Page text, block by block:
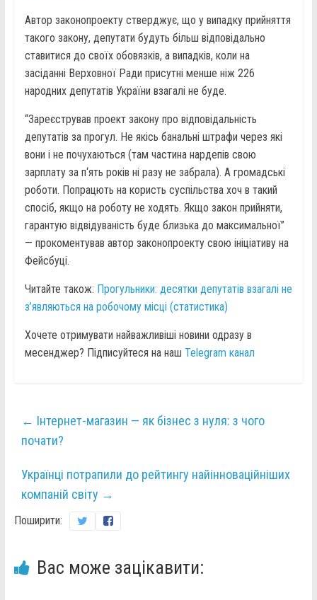
Автор законопроекту стверджує, що у випадку прийняття
такого закону, депутати будуть більш відповідально
ставитися до своїх обовязків, а випадків, коли на
засіданні Верховної Ради присутні менше ніж 226
народних депутатів України взагалі не буде.
“Зареєстрував проект закону про відповідальність
депутатів за прогул. Не якісь банальні штрафи через які
вони і не почухаються (там частина нардепів свою
зарплату за п‘ять років ні разу не забрала). А громадські
роботи. Попрацють на користь суспільства хоч в такий
спосіб, якщо на роботу не ходять. Якщо закон прийняти,
гарантую відвідуваність буде близька до максимальної”
— прокоментував автор законопроекту свою ініціативу на
Фейсбуці.
Читайте також: Прогульники: десятки депутатів взагалі не
з’являються на робочому місці (статистика)
Хочете отримувати найважливіші новини одразу в
месенджер? Підписуйтеся на наш Telegram канал
← Інтернет-магазин — як бізнес з нуля: з чого
почати?
Українці потрапили до рейтингу найінноваційніших
компаній світу →
Поширити:
Вас може зацікавити: